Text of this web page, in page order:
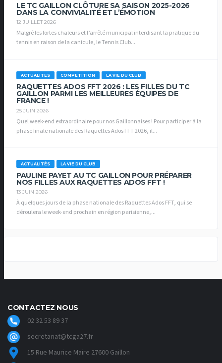
LE TC GAILLON CLÔTURE SA SAISON 2025-2026
DANS LA CONVIVIALITÉ ET L’ÉMOTION
12 JUILLET 2026
Malgré les fortes chaleurs et l’arrêté municipal interdisant la pratique du
tennis en raison de la canicule, le Tennis Club...
ACTUALITÉS COMPETITION LA VIE DU CLUB
RAQUETTES ADOS FFT 2026 : LES FILLES DU TC
GAILLON PARMI LES MEILLEURES ÉQUIPES DE
FRANCE !
25 JUIN 2026
Quel week-end extraordinaire pour nos Gaillonnaises ! Pour participer à la
phase finale nationale des Raquettes Ados FFT 2026, il...
ACTUALITÉS LA VIE DU CLUB
PAULINE PAYET AU TC GAILLON POUR PRÉPARER
NOS FILLES AUX RAQUETTES ADOS FFT !
13 JUIN 2026
À quelques jours de la phase nationale des Raquettes Ados FFT, qui se
déroulera le week-end prochain en région parisienne,...
CONTACTEZ NOUS
02 32 53 89 37
secretariat@tcga27.fr
15 Rue Maurice Maire 27600 Gaillon